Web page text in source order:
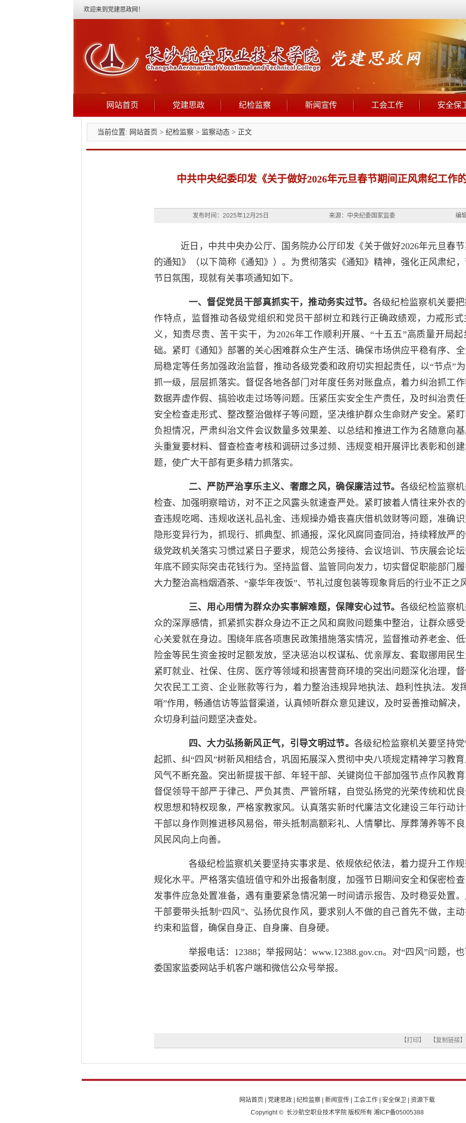
欢迎来到党建思政网！
网站首页 党建思政 纪检监察 新闻宣传 工会工作 安全保
当前位置: 网站首页 > 纪检监察 > 监察动态 > 正文
中共中央纪委印发《关于做好2026年元旦春节期间正风肃纪工作的
发布时间：2025年12月25日 来源：中央纪委国家监委 编
近日，中共中央办公厅、国务院办公厅印发《关于做好2026年元旦春
的通知》（以下简称《通知》）。为贯彻落实《通知》精神，强化正风肃纪
节日氛围，现就有关事项通知如下。
一、督促党员干部真抓实干，推动务实过节。 各级纪检监察机关要
作特点，监督推动各级党组织和党员干部树立和践行正确政绩观，力戒形式
义，知责尽责、苦干实干，为2026年工作顺利开展、“十五五”高质量开局
础。紧盯《通知》部署的关心困难群众生产生活、确保市场供应平稳有序、
局稳定等任务加强政治监督，推动各级党委和政府切实担起责任，以“节点”
抓一级，层层抓落实。督促各地各部门对年度任务对账盘点，着力纠治抓工
数据弄虚作假、搞验收走过场等问题。压紧压实安全生产责任，及时纠治责任
安全检查走形式、整改整治做样子等问题，坚决维护群众生命财产安全。紧
负担情况，严肃纠治文件会议数量多效果差、以总结和推进工作为名随意向
头重复要材料、督查检查考核和调研过多过频、违规变相开展评比表彰和创建
题，使广大干部有更多精力抓落实。
二、严防严治享乐主义、奢靡之风，确保廉洁过节。 各级纪检监察
检查、加强明察暗访，对不正之风露头就速查严处。紧盯披着人情往来外衣
查违规吃喝、违规收送礼品礼金、违规操办婚丧喜庆借机敛财等问题，准确
隐形变异行为，抓现行、抓典型、抓通报，深化风腐同查同治，持续释放严
级党政机关落实习惯过紧日子要求，规范公务接待、会议培训、节庆展会论
年底不顾实际突击花钱行为。坚持监督、监管同向发力，切实督促职能部门履
大力整治高档烟酒茶、“豪华年夜饭”、节礼过度包装等现象背后的行业不正之风
三、用心用情为群众办实事解难题，保障安心过节。 各级纪检监察
众的深厚感情，抓紧抓实群众身边不正之风和腐败问题集中整治，让群众感
心关爱就在身边。围绕年底各项惠民政策措施落实情况，监督推动养老金、
险金等民生资金按时足额发放，坚决惩治以权谋私、优亲厚友、套取挪用民生
紧盯就业、社保、住房、医疗等领域和损害营商环境的突出问题深化治理，
欠农民工工资、企业账款等行为，着力整治违规异地执法、趋利性执法。发
哨”作用，畅通信访等监督渠道，认真倾听群众意见建议，及时妥善推动解决
众切身利益问题坚决查处。
四、大力弘扬新风正气，引导文明过节。各级纪检监察机关要坚持
起抓、纠“四风”树新风相结合，巩固拓展深入贯彻中央八项规定精神学习教
风气不断充盈。突出新提拔干部、年轻干部、关键岗位干部加强节点作风教育
督促领导干部严于律己、严负其责、严管所辖，自觉弘扬党的光荣传统和优
权思想和特权现象，严格家教家风。认真落实新时代廉洁文化建设三年行动
干部以身作则推进移风易俗，带头抵制高额彩礼、人情攀比、厚葬薄养等不
风民风向上向善。
各级纪检监察机关要坚持实事求是、依规依纪依法，着力提升工作规
规化水平。严格落实值班值守和外出报备制度，加强节日期间安全和保密检
发事件应急处置准备，遇有重要紧急情况第一时间请示报告、及时稳妥处置
干部要带头抵制“四风”、弘扬优良作风，要求别人不做的自己首先不做，主
约束和监督，确保自身正、自身廉、自身硬。
举报电话：12388；举报网站：www.12388.gov.cn。对“四风”问题，
委国家监委网站手机客户端和微信公众号举报。
【打印】 【复制链接】
网站首页 党建思政 纪检监察 新闻宣传 工会工作 安全保卫
资源下载
Copyright © 长沙航空职业技术学院 版权所有 湘ICP备05005388